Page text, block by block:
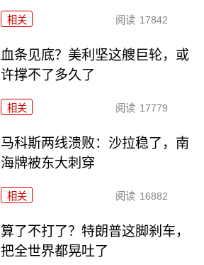
相关 阅读 17842
血条见底？美利坚这艘巨轮，或
许撑不了多久了
相关 阅读 17779
马科斯两线溃败：沙拉稳了，南
海牌被东大刺穿
相关 阅读 16882
算了不打了？特朗普这脚刹车，
把全世界都晃吐了